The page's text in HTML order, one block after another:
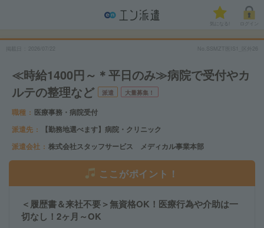
気になる!
No.SSMZT医IS1_区外26
≪時給1400円～＊平日のみ≫病院で受付やカ
ルテの整理など
派遣 大量募集！
職種
医療事務・病院受付
派遣先
【勤務地選べます】病院・クリニック
派遣会社
株式会社スタッフサービス メディカル事業本部
ここがポイント！
＜履歴書＆来社不要＞無資格OK！医療行為や介助は一
切なし！2ヶ月～OK